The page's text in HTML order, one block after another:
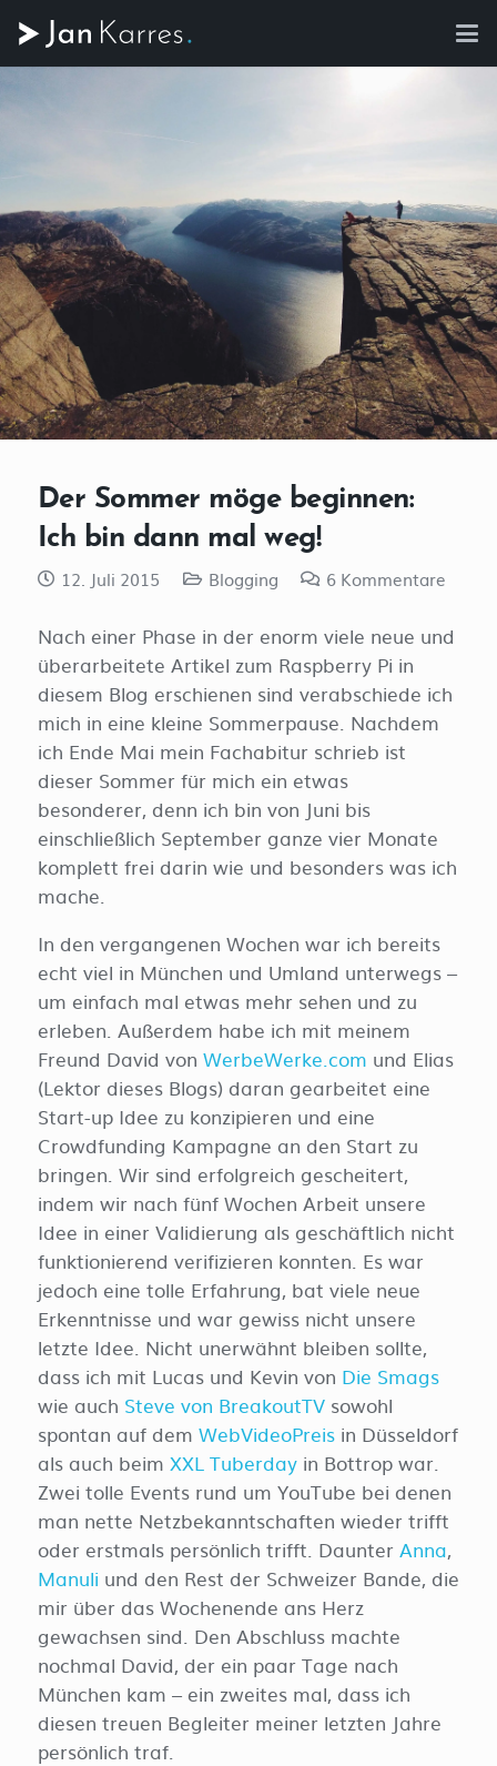
Der Sommer möge beginnen:
Ich bin dann mal weg!
12. Juli 2015 Blogging 6 Kommentare
Nach einer Phase in der enorm viele neue und
überarbeitete Artikel zum Raspberry Pi in
diesem Blog erschienen sind verabschiede ich
mich in eine kleine Sommerpause. Nachdem
ich Ende Mai mein Fachabitur schrieb ist
dieser Sommer für mich ein etwas
besonderer, denn ich bin von Juni bis
einschließlich September ganze vier Monate
komplett frei darin wie und besonders was ich
mache.
In den vergangenen Wochen war ich bereits
echt viel in München und Umland unterwegs –
um einfach mal etwas mehr sehen und zu
erleben. Außerdem habe ich mit meinem
Freund David von WerbeWerke.com und Elias
(Lektor dieses Blogs) daran gearbeitet eine
Start-up Idee zu konzipieren und eine
Crowdfunding Kampagne an den Start zu
bringen. Wir sind erfolgreich gescheitert,
indem wir nach fünf Wochen Arbeit unsere
Idee in einer Validierung als geschäftlich nicht
funktionierend verifizieren konnten. Es war
jedoch eine tolle Erfahrung, bat viele neue
Erkenntnisse und war gewiss nicht unsere
letzte Idee. Nicht unerwähnt bleiben sollte,
dass ich mit Lucas und Kevin von Die Smags
wie auch Steve von BreakoutTV sowohl
spontan auf dem WebVideoPreis in Düsseldorf
als auch beim XXL Tuberday in Bottrop war.
Zwei tolle Events rund um YouTube bei denen
man nette Netzbekanntschaften wieder trifft
oder erstmals persönlich trifft. Daunter Anna,
Manuli und den Rest der Schweizer Bande, die
mir über das Wochenende ans Herz
gewachsen sind. Den Abschluss machte
nochmal David, der ein paar Tage nach
München kam – ein zweites mal, dass ich
diesen treuen Begleiter meiner letzten Jahre
persönlich traf.